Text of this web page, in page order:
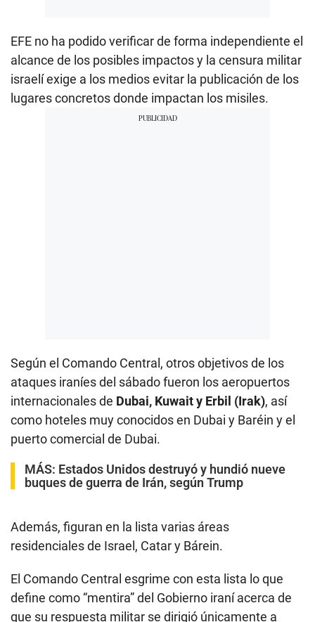
EFE no ha podido verificar de forma independiente el
alcance de los posibles impactos y la censura militar
israelí exige a los medios evitar la publicación de los
lugares concretos donde impactan los misiles.
Según el Comando Central, otros objetivos de los
ataques iraníes del sábado fueron los aeropuertos
internacionales de Dubai, Kuwait y Erbil (Irak), así
como hoteles muy conocidos en Dubai y Baréin y el
puerto comercial de Dubai.
MÁS: Estados Unidos destruyó y hundió nueve
buques de guerra de Irán, según Trump
Además, figuran en la lista varias áreas
residenciales de Israel, Catar y Bárein.
El Comando Central esgrime con esta lista lo que
define como “mentira” del Gobierno iraní acerca de
que su respuesta militar se dirigió únicamente a